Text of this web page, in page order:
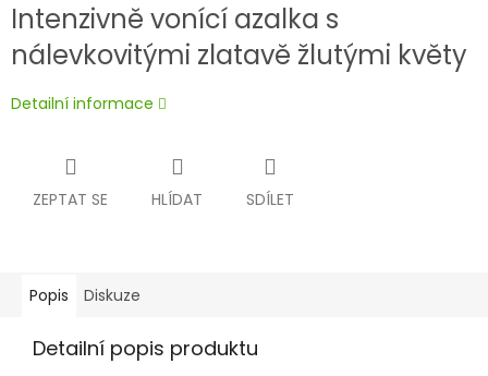
Intenzivně vonící azalka s
nálevkovitými zlatavě žlutými květy
Detailní informace
ZEPTAT SE HLÍDAT SDÍLET
Popis Diskuze
Detailní popis produktu